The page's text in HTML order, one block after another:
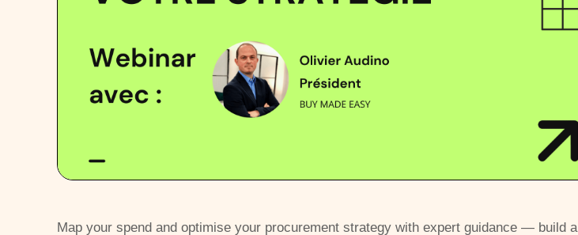
Map your spend and optimise your procurement strategy with expert guidance — build a